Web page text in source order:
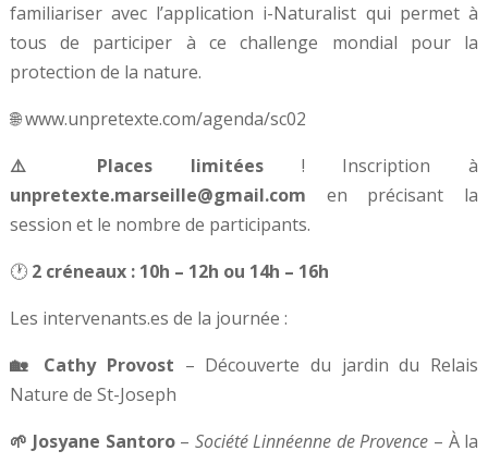
familiariser avec l’application i-Naturalist qui permet à
tous de participer à ce challenge mondial pour la
protection de la nature.
🌐 www.unpretexte.com/agenda/sc02
⚠️ Places limitées ! Inscription à
unpretexte.marseille@gmail.com en précisant la
session et le nombre de participants.
🕐 2 créneaux : 10h – 12h ou 14h – 16h
Les intervenants.es de la journée :
🏡 Cathy Provost – Découverte du jardin du Relais
Nature de St-Joseph
🌱 Josyane Santoro– Société Linnéenne de Provence – À la